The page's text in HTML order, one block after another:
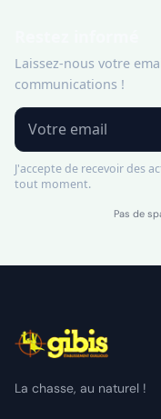
Laissez-nous votre
communications !
J'accepte de recevoir des
tout moment.
Pas de
La chasse, au naturel !